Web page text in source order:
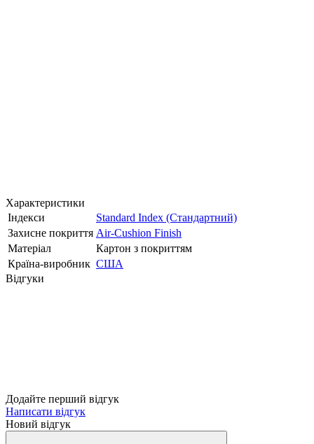
Характеристики
Індекси
Standard Index (Стандартний)
Захисне покриття Air-Cushion Finish
Матеріал
Картон з покриттям
Країна-виробник США
Відгуки
Додайте перший відгук
Написати відгук
Новий відгук